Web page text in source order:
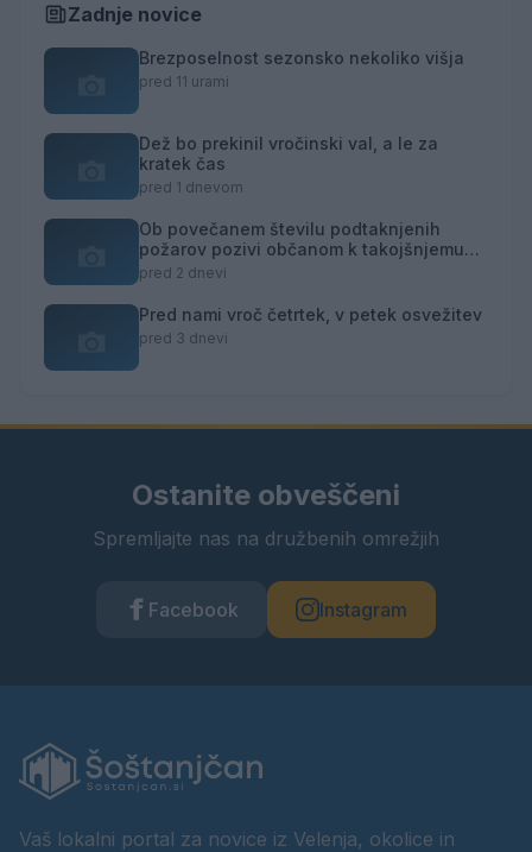
Zadnje novice
Brezposelnost sezonsko nekoliko višja
pred 11 urami
Dež bo prekinil vročinski val, a le za
kratek čas
pred 1 dnevom
Ob povečanem številu podtaknjenih
požarov pozivi občanom k takojšnjemu
obveščanju policije
pred 2 dnevi
Pred nami vroč četrtek, v petek osvežitev
pred 3 dnevi
Ostanite obveščeni
Spremljajte nas na družbenih omrežjih
Facebook Instagram
Vaš lokalni portal za novice iz Velenja, okolice in